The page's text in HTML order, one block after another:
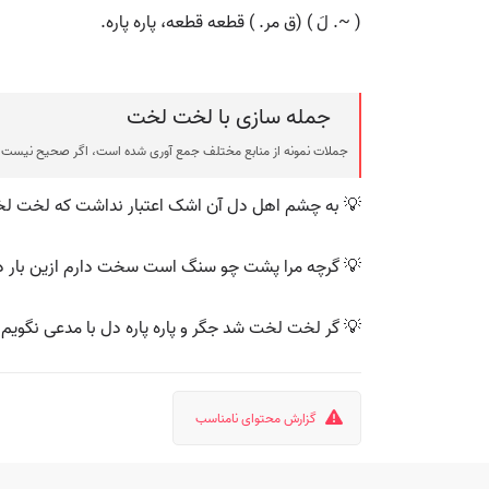
( ~. لَ ) (ق مر. ) قطعه قطعه، پاره پاره.
جمله سازی با لخت لخت
جملات نمونه از منابع مختلف جمع آوری شده است، اگر صحیح
💡 به چشم اهل دل آن اشک اعتبار نداشت که لخت
💡 گرچه مرا پشت چو سنگ است سخت دارم ازین
💡 گر لخت لخت شد جگر و پاره پاره دل با مدعی
گزارش محتوای نامناسب